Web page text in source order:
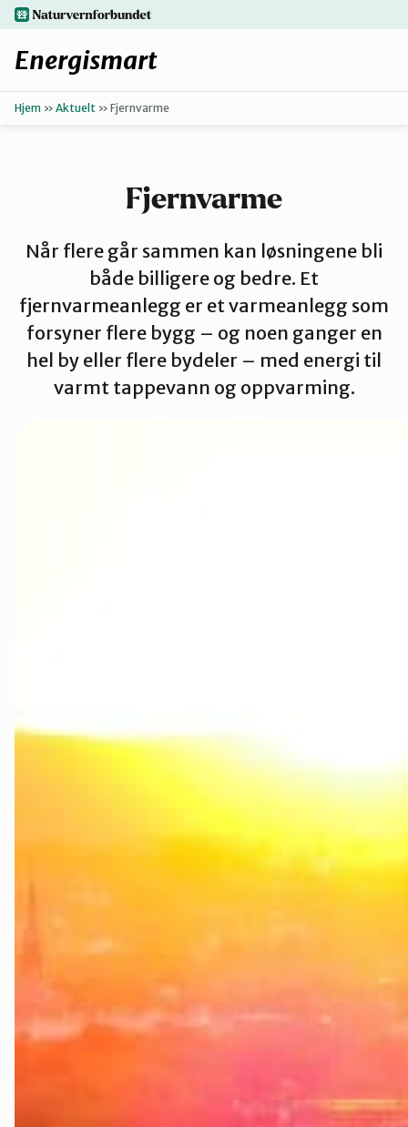
Hopp
til
hovedinnhold
naturvernforbundet.no
Energismart
Hjem » Aktuelt » Fjernvarme
Fjernvarme
Når flere går sammen kan løsningene bli
både billigere og bedre. Et
fjernvarmeanlegg er et varmeanlegg som
forsyner flere bygg – og noen ganger en
hel by eller flere bydeler – med energi til
varmt tappevann og oppvarming.